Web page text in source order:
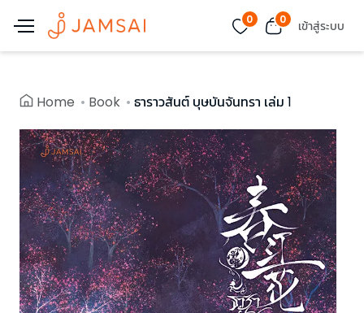
0 0 เข้าสู่ระบบ
Home Book ธาราวสันต์ บุษบันจันทรา เล่ม 1